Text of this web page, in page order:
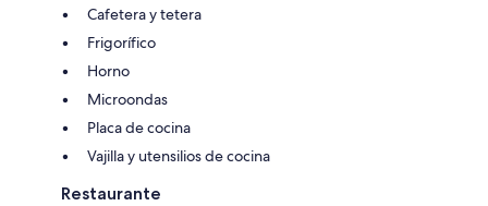
Cafetera y tetera
Frigorífico
Horno
Microondas
Placa de cocina
Vajilla y utensilios de cocina
Restaurante